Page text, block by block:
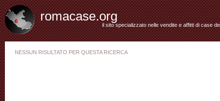
romacase.org
il sito specializzato nelle vendite e affitti di case
NESSUN RISULTATO PER QUESTA RICERCA